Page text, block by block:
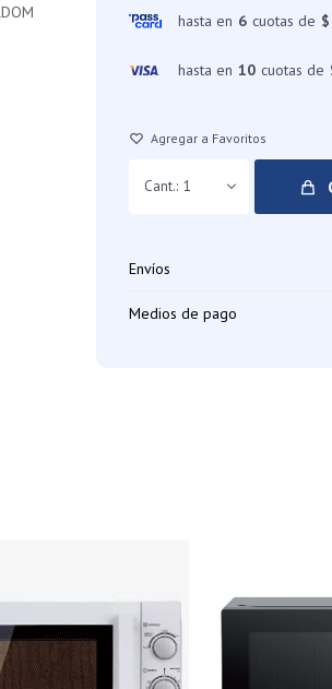
hasta en 6 cuotas de
hasta en 10 cuotas de
1
Envíos
Medios de pago